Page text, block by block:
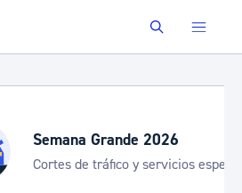
Buscar
Grande 2026
de tráfico y servicios especiales